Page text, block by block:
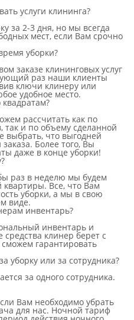
услуги клининга?
за 2-3 дня, но мы всегда
мест, если Вам срочно
уборки?
заказе клининговых услуг
раз наши клиенты
ключи клинеру или
удобное место.
рассчитать как по
так и по объему сделанной
выбрать, что выгодней
Более того, Вы
даже в конце уборки!
раз в неделю мы будем
Все, что Вам
уборки, а мы в свою
виде.
инвентарь?
инвентарь и
клинер берет с
гарантировать
уборку или за сотрудника?
за одного сотрудника.
Вам необходимо убрать
для нас. Ночной тариф